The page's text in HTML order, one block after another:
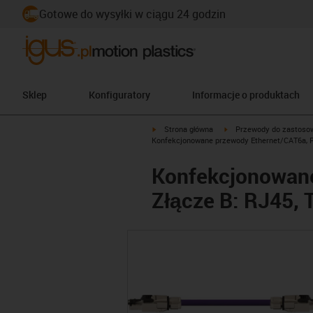
Gotowe do wysyłki w ciągu 24 godzin
Sklep Konfiguratory Informacje o produktach
igus-icon-arrow-right
Strona główna igus-icon-arrow-right
Przewody do
Konfekcjonowane przewody Ethernet/CAT6a,
Złącze B: RJ45,